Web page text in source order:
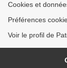
Cookies et
Préférences
Voir le profil de